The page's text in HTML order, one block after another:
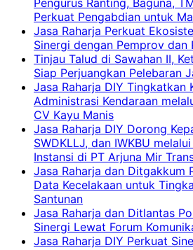
Pengurus Ranting, Baguna,
Perkuat Pengabdian untuk
Jasa Raharja Perkuat
Sinergi dengan Pemprov dan
Tinjau Talud di Sawahan II,
Siap Perjuangkan Pelebaran
Jasa Raharja DIY Tingkatkan
Administrasi Kendaraan
CV Kayu Manis
Jasa Raharja DIY Dorong
SWDKLLJ, dan IWKBU
Instansi di PT Arjuna Mir
Jasa Raharja dan Ditgakkum
Data Kecelakaan untuk
Santunan
Jasa Raharja dan Ditlantas
Sinergi Lewat Forum
Jasa Raharja DIY Perkuat